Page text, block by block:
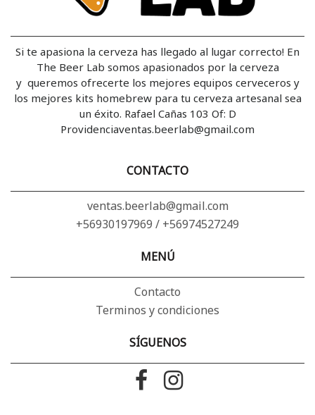
Si te apasiona la cerveza has llegado al lugar correcto! En
The Beer Lab somos apasionados por la cerveza
y queremos ofrecerte los mejores equipos cerveceros y
los mejores kits homebrew para tu cerveza artesanal sea
un éxito. Rafael Cañas 103 Of: D
Providenciaventas.beerlab@gmail.com
CONTACTO
ventas.beerlab@gmail.com
+56930197969 / +56974527249
MENÚ
Contacto
Terminos y condiciones
SÍGUENOS